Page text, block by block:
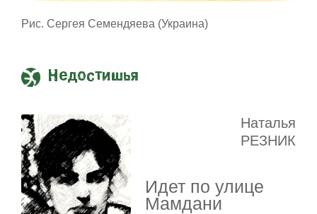
Рис. Сергея Семендяева (Украина)
Недостишья
Наталья
РЕЗНИК
Идет по улице
Мамдани